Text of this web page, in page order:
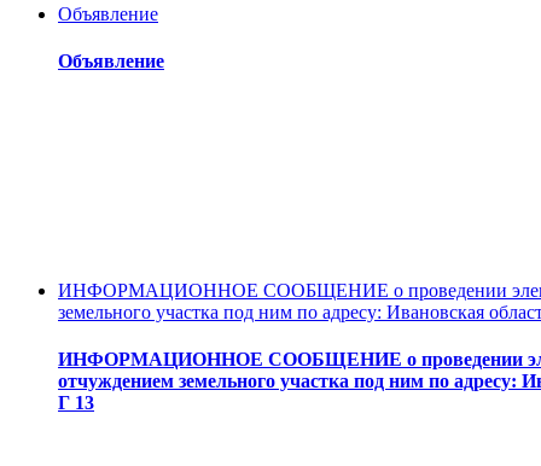
Объявление
Объявление
ИНФОРМАЦИОННОЕ СООБЩЕНИЕ о проведении
земельного участка под ним по адресу: Ивановская
ИНФОРМАЦИОННОЕ СООБЩЕНИЕ о проведении
отчуждением земельного участка под ним по адресу:
Г 13